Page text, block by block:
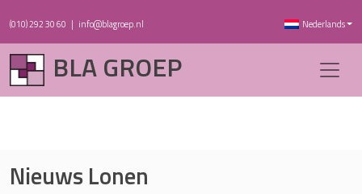
(010) 292 30 60 | info@blagroep.nl Nederlands
BLA GROEP
Nieuws Lonen